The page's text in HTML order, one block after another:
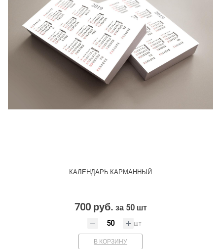
КАЛЕНДАРЬ КАРМАННЫЙ
700 руб. за 50 шт
шт
В КОРЗИНУ